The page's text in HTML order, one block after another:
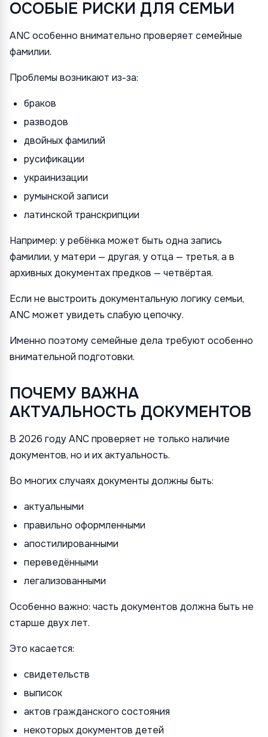
ОСОБЫЕ РИСКИ ДЛЯ СЕМЬИ
ANC особенно внимательно проверяет семейные
фамилии.
Проблемы возникают из-за:
браков
разводов
двойных фамилий
русификации
украинизации
румынской записи
латинской транскрипции
Например: у ребёнка может быть одна запись
фамилии, у матери — другая, у отца — третья, а в
архивных документах предков — четвёртая.
Если не выстроить документальную логику семьи,
ANC может увидеть слабую цепочку.
Именно поэтому семейные дела требуют особенно
внимательной подготовки.
ПОЧЕМУ ВАЖНА
АКТУАЛЬНОСТЬ ДОКУМЕНТОВ
В 2026 году ANC проверяет не только наличие
документов, но и их актуальность.
Во многих случаях документы должны быть:
актуальными
правильно оформленными
апостилированными
переведёнными
легализованными
Особенно важно: часть документов должна быть не
старше двух лет.
Это касается:
свидетельств
выписок
актов гражданского состояния
некоторых документов детей